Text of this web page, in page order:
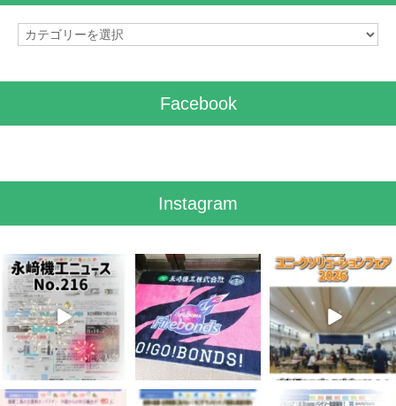
カ
Facebook
Instagram
8月 7
3 0
7月 28
7 0
7月 27
6
7月 3 6月 3 5月 13